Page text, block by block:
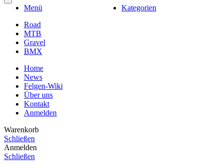
Menü
Kategorien
Road
MTB
Gravel
BMX
Home
News
Felgen-Wiki
Über uns
Kontakt
Anmelden
Warenkorb
Schließen
Anmelden
Schließen